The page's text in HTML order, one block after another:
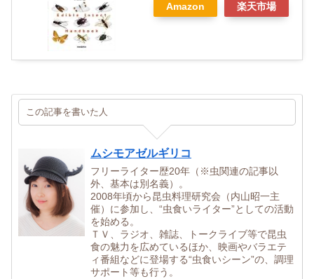
Amazon 楽天市場
この記事を書いた人
ムシモアゼルギリコ
フリーライター歴20年（※虫関連の記事以
外、基本は別名義）。
2008年頃から昆虫料理研究会（内山昭一主
催）に参加し、“虫食いライター”としての活動
を始める。
ＴＶ、ラジオ、雑誌、トークライブ等で昆虫
食の魅力を広めているほか、映画やバラエテ
ィ番組などに登場する“虫食いシーン”の、調理
サポート等も行う。